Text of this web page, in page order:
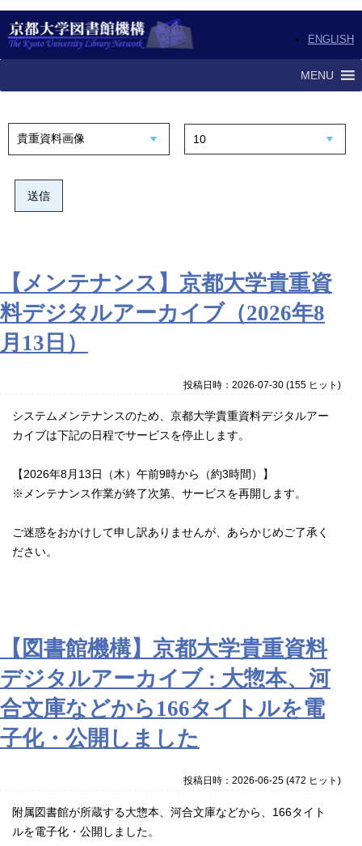
ENGLISH
MENU
【メンテナンス】京都大学貴重資
料デジタルアーカイブ（2026年8
月13日）
投稿日時：2026-07-30(155 ヒット )
システムメンテナンスのため、京都大学貴重資料デジタルアー
カイブは下記の日程でサービスを停止します。
【2026年8月13日（木）午前9時から（約3時間）】
※メンテナンス作業が終了次第、サービスを再開します。
ご迷惑をおかけして申し訳ありませんが、あらかじめご了承く
ださい。
【図書館機構】京都大学貴重資料
デジタルアーカイブ : 大惣本、河
合文庫などから166タイトルを電
子化・公開しました
投稿日時：2026-06-25(472 ヒット )
附属図書館が所蔵する大惣本、河合文庫などから、166タイト
ルを電子化・公開しました。